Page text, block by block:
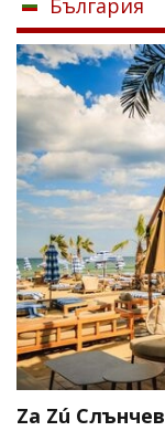
Za Zú